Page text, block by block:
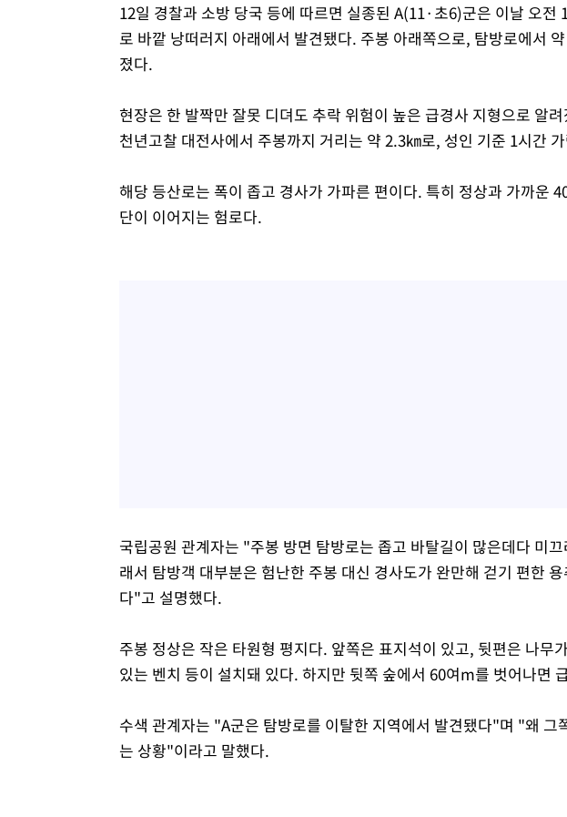
12일 경찰과 소방 당국 등에 따르면 실종된 A(11·초6)군은 이날 오전
로 바깥 낭떠러지 아래에서 발견됐다. 주봉 아래쪽으로, 탐방로에서
졌다.
현장은 한 발짝만 잘못 디뎌도 추락 위험이 높은 급경사 지형으로 알
천년고찰 대전사에서 주봉까지 거리는 약 2.3㎞로, 성인 기준 1시간
해당 등산로는 폭이 좁고 경사가 가파른 편이다. 특히 정상과 가까운
단이 이어지는 험로다.
국립공원 관계자는 "주봉 방면 탐방로는 좁고 바탈길이 많은데다 미
래서 탐방객 대부분은 험난한 주봉 대신 경사도가 완만해 걷기 편한
다"고 설명했다.
주봉 정상은 작은 타원형 평지다. 앞쪽은 표지석이 있고, 뒷편은 나무
있는 벤치 등이 설치돼 있다. 하지만 뒷쪽 숲에서 60여m를 벗어나면
수색 관계자는 "A군은 탐방로를 이탈한 지역에서 발견됐다"며 "왜 그
는 상황"이라고 말했다.